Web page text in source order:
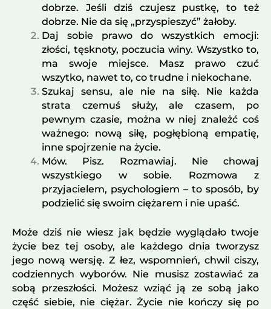
dobrze. Jeśli dziś czujesz pustkę, to też
dobrze. Nie da się „przyspieszyć” żałoby.
Daj sobie prawo do wszystkich emocji:
złości, tęsknoty, poczucia winy. Wszystko to,
ma swoje miejsce. Masz prawo czuć
wszytko, nawet to, co trudne i niekochane.
Szukaj sensu, ale nie na siłę. Nie każda
strata czemuś służy, ale czasem, po
pewnym czasie, można w niej znależć coś
ważnego: nową siłę, pogłębioną empatię,
inne spojrzenie na życie.
Mów. Pisz. Rozmawiaj. Nie chowaj
wszystkiego w sobie. Rozmowa z
przyjacielem, psychologiem – to sposób, by
podzielić się swoim ciężarem i nie upaść.
Może dziś nie wiesz jak będzie wyglądało twoje
życie bez tej osoby, ale każdego dnia tworzysz
jego nową wersję. Z łez, wspomnień, chwil ciszy,
codziennych wyborów. Nie musisz zostawiać za
sobą przeszłości. Możesz wziąć ją ze sobą jako
część siebie, nie ciężar. Życie nie kończy się po